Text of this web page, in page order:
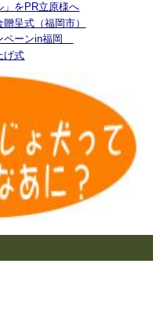
をPR立原様へ
呈式（福岡市）
ペーンin福岡
げ式